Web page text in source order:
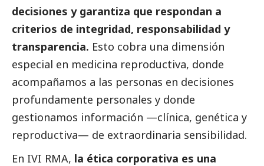
decisiones y garantiza que respondan a
criterios de integridad, responsabilidad y
transparencia. Esto cobra una dimensión
especial en medicina reproductiva, donde
acompañamos a las personas en decisiones
profundamente personales y donde
gestionamos información —clínica, genética y
reproductiva— de extraordinaria sensibilidad.
En IVI RMA, la ética corporativa es una